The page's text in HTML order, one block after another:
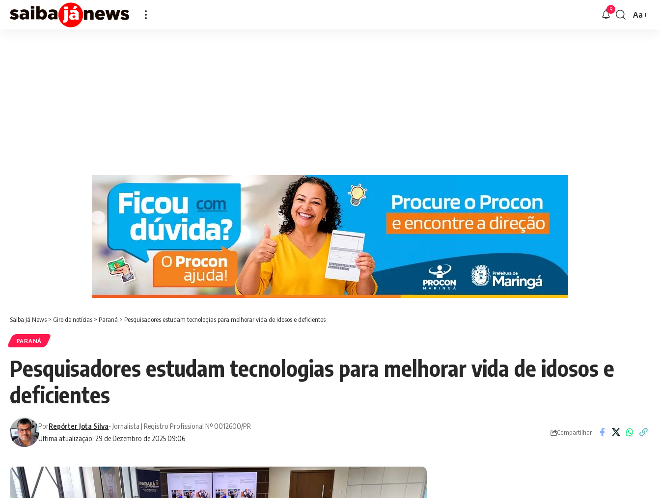
9
Font
Aa
Saiba Já News > Giro de notícias > Paraná > Pesquisadores estudam tecnologias para melhorar vida de idosos e deficientes
PARANÁ
Pesquisadores estudam tecnologias para melhorar vida de idosos e
deficientes
Ultima atualização: 29 de Dezembro de 2025 09:06
PorRepórter Jota Silva- Jornalista | Registro Profissional Nº 0012600/PR
Compartilhar